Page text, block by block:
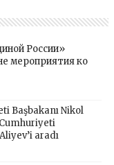
России»
мероприятия ко
Başbakanı Nikol
aradı